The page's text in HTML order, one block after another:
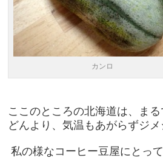
カンロ
ここのところの北海道は、ま
どんより、気温もあがらずジメ
私の様なコーヒー豆屋にとっ